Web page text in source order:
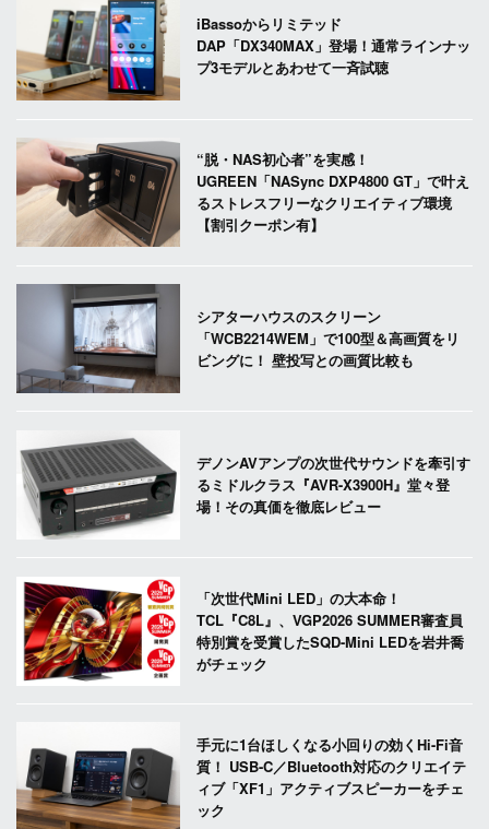
iBassoからリミテッド
DAP「DX340MAX」登場！通常ラインナッ
プ3モデルとあわせて一斉試聴
“脱・NAS初心者”を実感！
UGREEN「NASync DXP4800 GT」で叶え
るストレスフリーなクリエイティブ環境
【割引クーポン有】
シアターハウスのスクリーン
「WCB2214WEM」で100型＆高画質をリ
ビングに！ 壁投写との画質比較も
デノンAVアンプの次世代サウンドを牽引す
るミドルクラス『AVR-X3900H』堂々登
場！その真価を徹底レビュー
「次世代Mini LED」の大本命！
TCL『C8L』、VGP2026 SUMMER審査員
特別賞を受賞したSQD-Mini LEDを岩井喬
がチェック
手元に1台ほしくなる小回りの効くHi-Fi音
質！ USB-C／Bluetooth対応のクリエイテ
ィブ「XF1」アクティブスピーカーをチェ
ック